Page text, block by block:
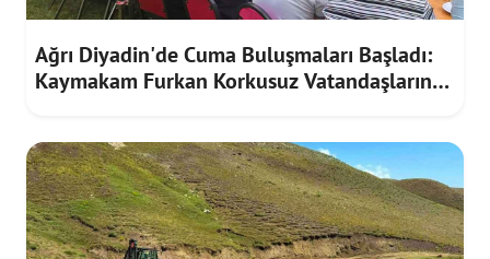
Ağrı Diyadin'de Cuma Buluşmaları Başladı:
Kaymakam Furkan Korkusuz Vatandaşların